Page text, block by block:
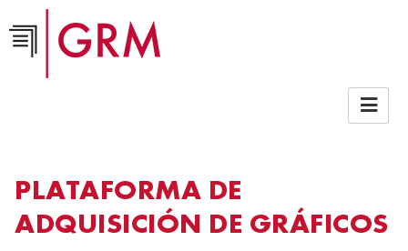
PLATAFORMA DE
ADQUISICIÓN DE GRÁFICOS